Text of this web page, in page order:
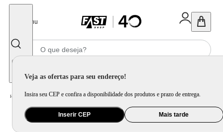
Menu
Veja as ofertas para seu endereço!
Insira seu CEP e confira a disponibilidade dos produtos e prazo de entrega.
Inserir CEP Mais tarde
Home Bebê / Banho e Higiene / Fralda